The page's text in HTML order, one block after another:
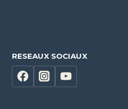
RESEAUX SOCIAUX